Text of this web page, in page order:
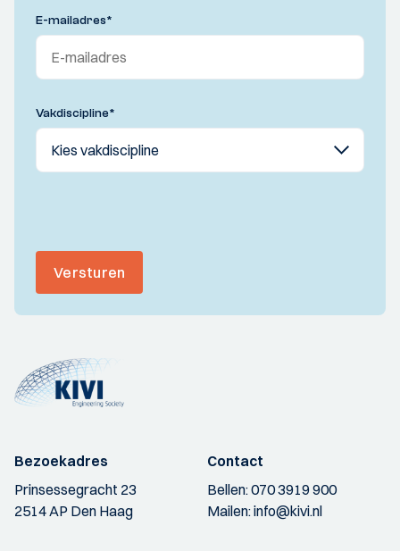
E-mailadres*
Vakdiscipline*
Versturen
Bezoekadres
Prinsessegracht 23
2514 AP Den Haag
Contact
Bellen:070 3919 900
Mailen:info@kivi.nl